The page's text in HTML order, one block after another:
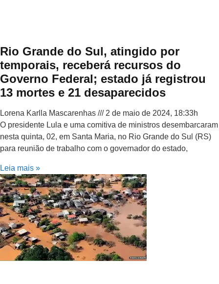
Rio Grande do Sul, atingido por
temporais, receberá recursos do
Governo Federal; estado já registrou
13 mortes e 21 desaparecidos
Lorena Karlla Mascarenhas
2 de maio de 2024, 18:33h
O presidente Lula e uma comitiva de ministros desembarcaram
nesta quinta, 02, em Santa Maria, no Rio Grande do Sul (RS)
para reunião de trabalho com o governador do estado,
Leia mais »